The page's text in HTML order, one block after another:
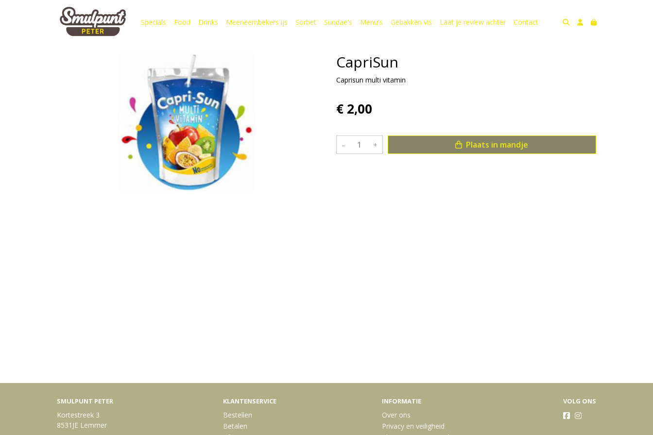
Specials Food Drinks Meeneembekers ijs Sorbet Sundae's Menu's Gebakken vis Laat je review achter Contact
CapriSun
Caprisun multi vitamin
€ 2,00
– + Plaats in mandje
SMULPUNT PETER
Kortestreek 3
8531JE Lemmer
KLANTENSERVICE
Bestellen
Betalen
INFORMATIE
Over ons
Privacy en veiligheid
VOLG ONS